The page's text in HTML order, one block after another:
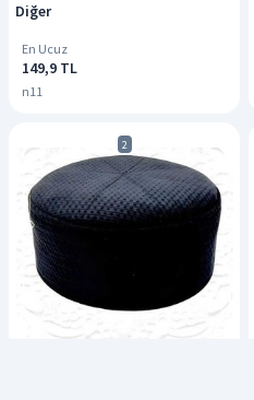
Diğer
En Ucuz
149,9 TL
n11
2